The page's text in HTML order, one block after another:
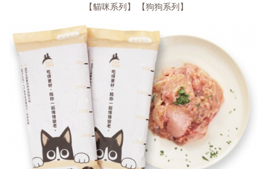
【貓咪系列】 【狗狗系列】